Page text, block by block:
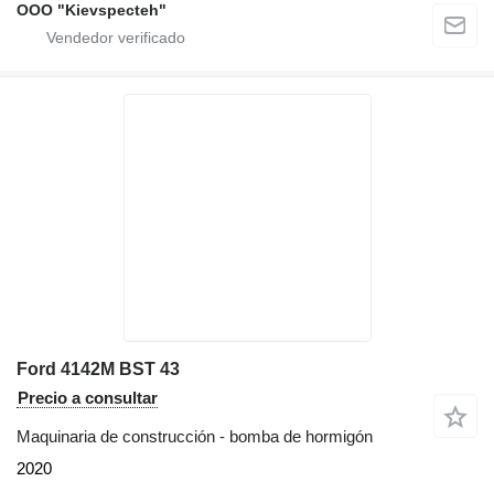
OOO "Kievspecteh"
Ford 4142M BST 43
Precio a consultar
Maquinaria de construcción - bomba de hormigón
2020